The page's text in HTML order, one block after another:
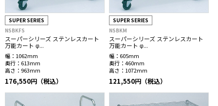
SUPER SERIES
NSBKFS
スーパーシリーズ ステンレスカート
万能カート φ...
幅： 1062mm
奥行： 613mm
高さ： 963mm
176,550円（税込）
SUPER SERIES
NSBKM
スーパーシリーズ ステンレスカート
万能カート φ...
幅： 605mm
奥行： 460mm
高さ： 1072mm
121,550円（税込）